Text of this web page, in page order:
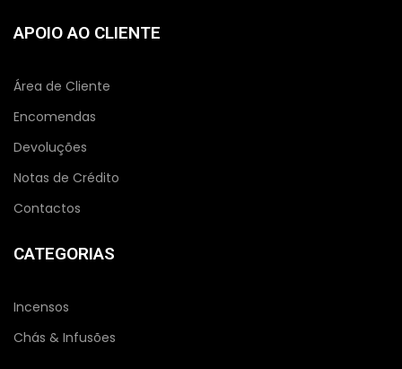
APOIO AO CLIENTE
Área de Cliente
Encomendas
Devoluções
Notas de Crédito
Contactos
CATEGORIAS
Incensos
Chás & Infusões